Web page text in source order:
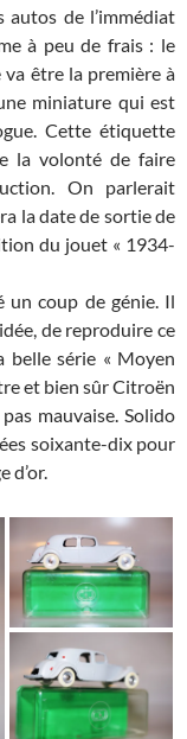
autos de l’immédiat
à peu de frais : le
être la première à
miniature qui est
Cette étiquette
la volonté de faire
On parlerait
la date de sortie de
du jouet « 1934-
un coup de génie. Il
de reproduire ce
belle série « Moyen
et bien sûr Citroën
mauvaise. Solido
soixante-dix pour
d’or.